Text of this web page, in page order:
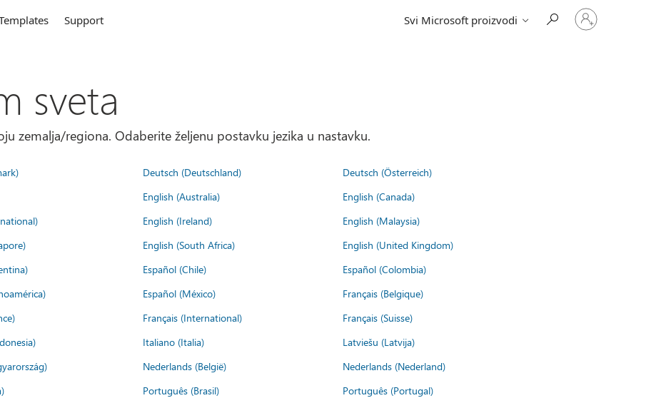
Support Svi Microsoft proizvodi
Prijavite
se
sveta
zemalja/regiona. Odaberite željenu postavku jezika u nastavku.
Deutsch (Deutschland)
Deutsch (Österreich)
English (Australia)
English (Canada)
English (Ireland)
English (Malaysia)
English (South Africa)
English (United Kingdom)
Español (Chile)
Español (Colombia)
Español (México)
Français (Belgique)
Français (International)
Français (Suisse)
Italiano (Italia)
Latviešu (Latvija)
Nederlands (België)
Nederlands (Nederland)
Português (Brasil)
Português (Portugal)